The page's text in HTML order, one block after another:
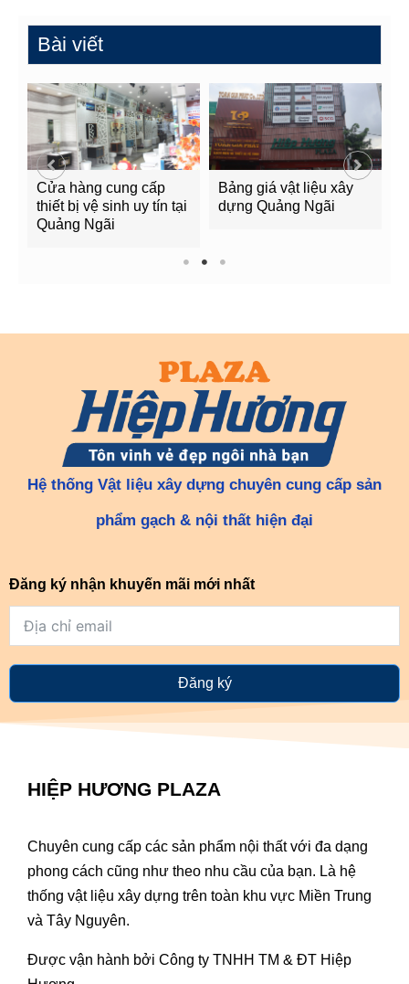
Bài viết
Cửa hàng cung cấp
thiết bị vệ sinh uy tín tại
Quảng Ngãi
Bảng giá vật liệu xây
dựng Quảng Ngãi
1 2 3
Hệ thống Vật liệu xây dựng chuyên cung cấp sản
phẩm gạch & nội thất hiện đại
Đăng ký nhận khuyến mãi mới nhất
Đăng ký
HIỆP HƯƠNG PLAZA
Chuyên cung cấp các sản phẩm nội thất với đa dạng
phong cách cũng như theo nhu cầu của bạn. Là hệ
thống vật liệu xây dựng trên toàn khu vực Miền Trung
và Tây Nguyên.
Được vận hành bởi Công ty TNHH TM & ĐT Hiệp